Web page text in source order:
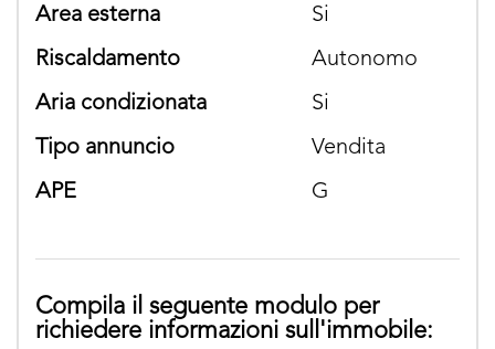
area esterna
si
riscaldamento
Autonomo
aria condizionata
si
tipo annuncio
Vendita
APE
G
Compila il seguente modulo per
richiedere informazioni sull'immobile: